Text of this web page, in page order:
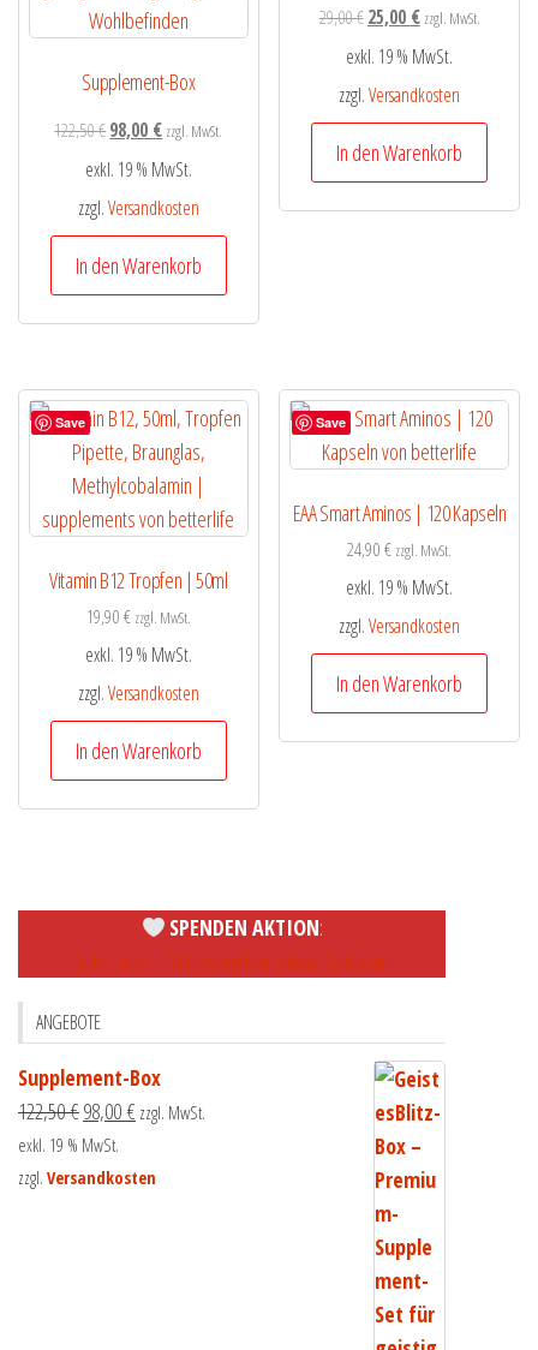
Supplement-Box
122,50€98,00 € zzgl. MwSt.
exkl. 19 % MwSt.
zzgl.Versandkosten
In den Warenkorb
29,00€ 25,00 € zzgl. MwSt.
exkl. 19 % MwSt.
zzgl.Versandkosten
In den Warenkorb
Save
Vitamin B12 Tropfen | 50ml
19,90€ zzgl. MwSt.
exkl. 19 % MwSt.
zzgl.Versandkosten
In den Warenkorb
Save
EAA Smart Aminos | 120 Kapseln
24,90€ zzgl. MwSt.
exkl. 19 % MwSt.
zzgl.Versandkosten
In den Warenkorb
SPENDEN AKTION:
Gute Taten – Mit jedem Kauf etwas Gutes tun
ANGEBOTE
Supplement-Box
122,50€98,00 € zzgl. MwSt.
exkl. 19 % MwSt.
zzgl. Versandkosten